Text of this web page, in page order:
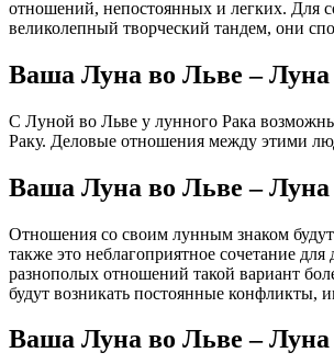
отношений, непостоянных и легких. Для
великолепный творческий тандем, они
Ваша Луна во Льве – Луна
С Луной во Льве у лунного Рака
Раку. Деловые отношения между этими
Ваша Луна во Льве – Луна
Отношения со своим лунным знаком
также это неблагоприятное сочетание
разнополых отношений такой вариант
будут возникать постоянные конфликты,
Ваша Луна во Льве – Луна